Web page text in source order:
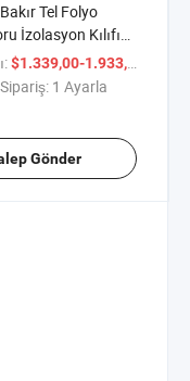
Tel Folyo
İzolasyon Kılıfı
$1.339,00-1.933,00
1 Ayarla
Gönder